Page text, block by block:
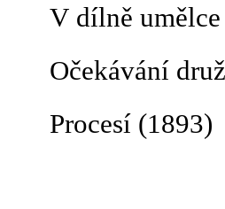
V dílně
Očekávání
Procesí (1893)